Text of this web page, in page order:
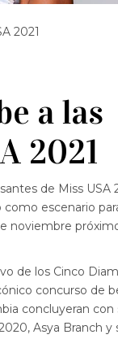
2021
a las
2021
de Miss USA
escenario
noviembre
de los Cinco
concurso de
concluyeran con
Asya Branch y